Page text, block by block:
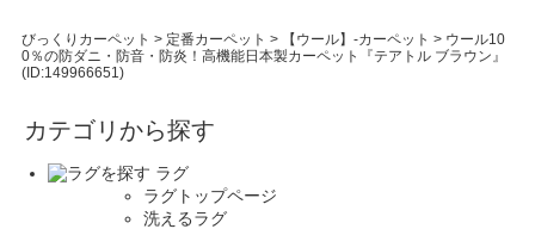
びっくりカーペット > 定番カーペット > 【ウール】-カーペット > ウール10
0％の防ダニ・防音・防炎！高機能日本製カーペット『テアトル ブラウン』
(ID:149966651)
カテゴリから探す
ラグ
ラグトップページ
洗えるラグ